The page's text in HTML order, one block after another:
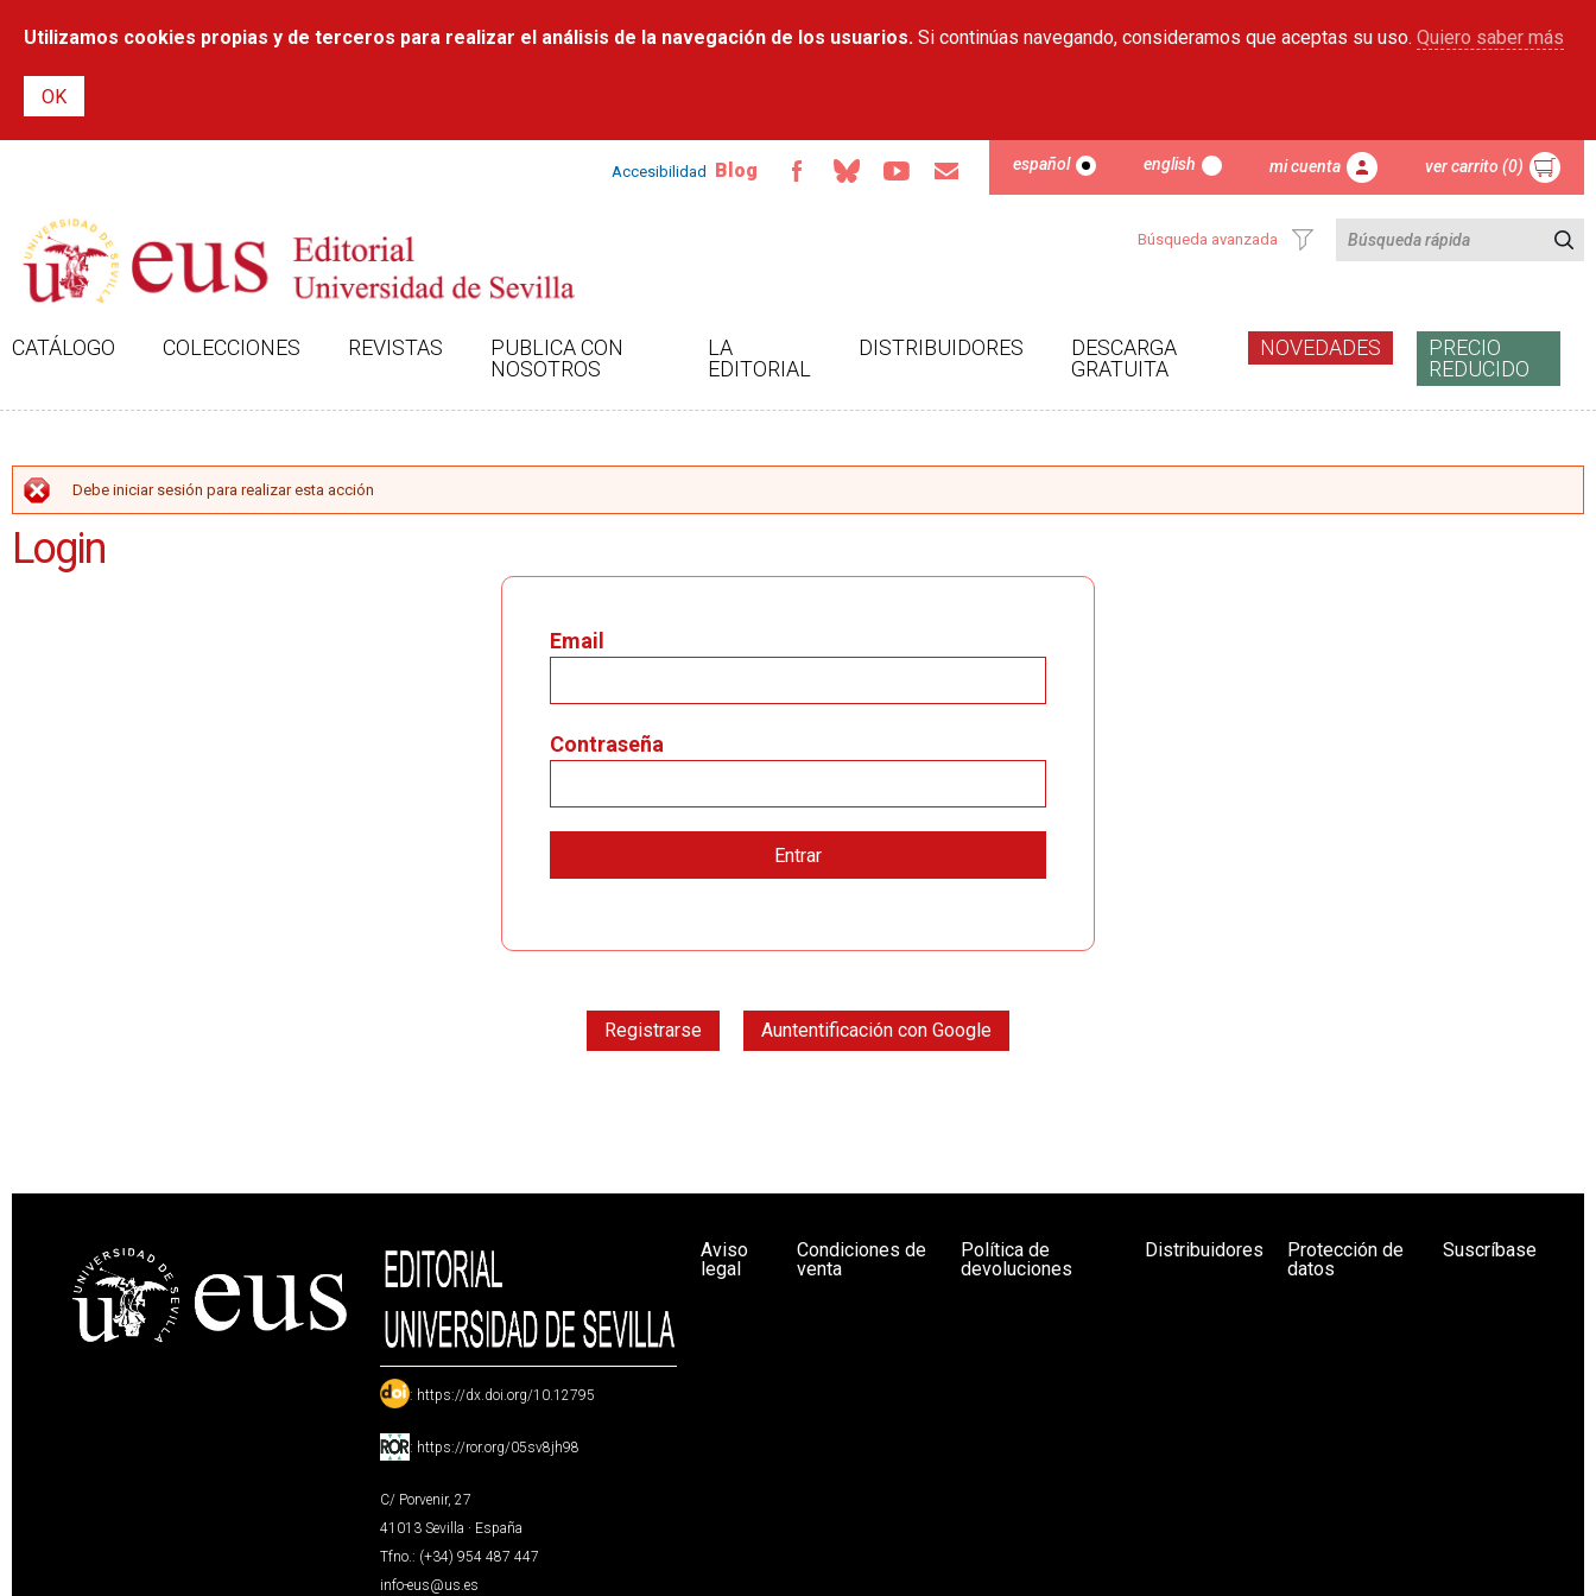
contenido
Utilizamos cookies propias y de terceros para realizar el análisis de la navegación de los usuarios. Si continúas navegando, consideramos que aceptas su uso. Quiero saber más
Accesibilidad Blog español english mi cuenta ver carrito (0)
Búsqueda avanzada
CATÁLOGO COLECCIONES REVISTAS
PUBLICA CON
NOSOTROS
LA
EDITORIAL
DISTRIBUIDORES
DESCARGA
GRATUITA
NOVEDADES
PRECIO
REDUCIDO
MENSAJE DE ERROR
Debe iniciar sesión para realizar esta acción
Login
Email
Contraseña
Registrarse Auntentificación con Google
: https://dx.doi.org/10.12795
: https://ror.org/05sv8jh98
C/ Porvenir, 27
41013 Sevilla · España
Tfno.: (+34) 954 487 447
info-eus@us.es
Aviso
legal
Condiciones de
venta
Política de
devoluciones
Distribuidores
Protección de
datos
Suscríbase